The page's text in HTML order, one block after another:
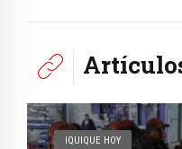
IQUIQUE HOY